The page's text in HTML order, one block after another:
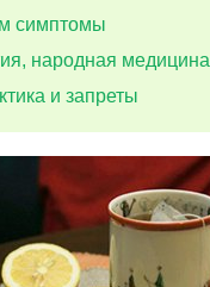
симптомы
народная медицина
и запреты